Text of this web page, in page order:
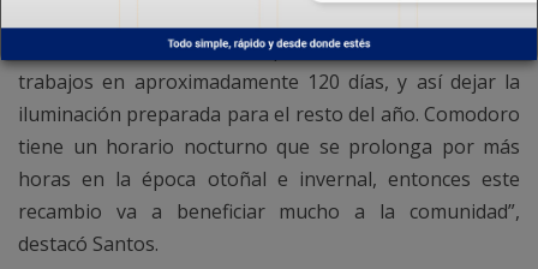
mencionados. “Tenemos previsto concretar estos
trabajos en aproximadamente 120 días, y así dejar la
iluminación preparada para el resto del año. Comodoro
tiene un horario nocturno que se prolonga por más
horas en la época otoñal e invernal, entonces este
recambio va a beneficiar mucho a la comunidad”,
destacó Santos.